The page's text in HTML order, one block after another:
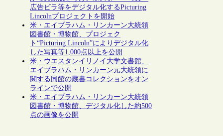
広告ビラ等をデジタル化するPicturing
Lincolnプロジェクトを開始
米・エイブラハム・リンカーン大統領
図書館・博物館、プロジェク
ト“Picturing Lincoln”によりデジタル化
した写真等1,000点以上を公開
米・ウエスタンイリノイ大学文書館、
エイブラハム・リンカーン元大統領に
関する同館の蔵書コレクションをオン
ラインで公開
米・エイブラハム・リンカーン大統領
図書館・博物館、デジタル化した約500
点の画像を公開